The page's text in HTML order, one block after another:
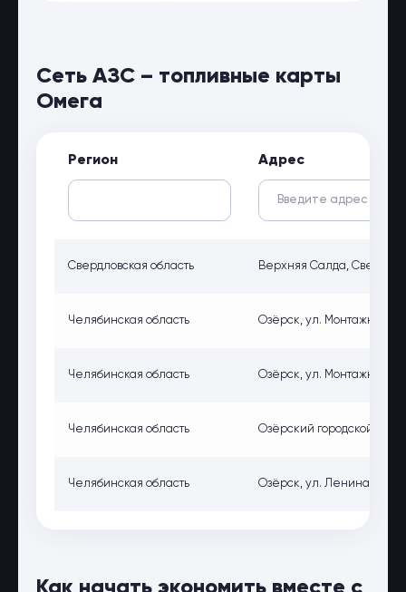
Сеть АЗС – топливные карты
Омега
Регион Адрес
Свердловская область Верхняя Салда,
Челябинская область Озёрск, ул. Монтажников,
Челябинская область Озёрск, ул. Монтажников,
Челябинская область Озёрский городской
Челябинская область Озёрск, ул. Ленина, 87
Как начать экономить вместе с